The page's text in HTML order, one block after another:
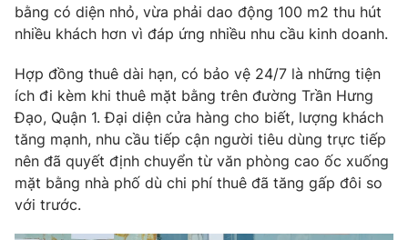
Tư vấn
Chuyên mục khác
Emagazine Podcast
Photo Infographic
Video Shorts video
VTV Money VTV Thể thao
bằng có diện nhỏ, vừa phải dao động 100 m2 thu hút
nhiều khách hơn vì đáp ứng nhiều nhu cầu kinh doanh.
Hợp đồng thuê dài hạn, có bảo vệ 24/7 là những tiện
ích đi kèm khi thuê mặt bằng trên đường Trần Hưng
Đạo, Quận 1. Đại diện cửa hàng cho biết, lượng khách
tăng mạnh, nhu cầu tiếp cận người tiêu dùng trực tiếp
nên đã quyết định chuyển từ văn phòng cao ốc xuống
mặt bằng nhà phố dù chi phí thuê đã tăng gấp đôi so
với trước.